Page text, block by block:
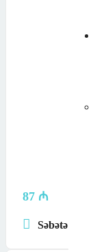
87 ₼
Səbətə at